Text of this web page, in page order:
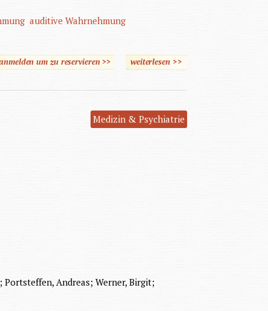
auditive Wahrnehmung
um zu reservieren >> weiterlesen>>
Medizin & Psychiatrie
Andreas; Werner, Birgit;